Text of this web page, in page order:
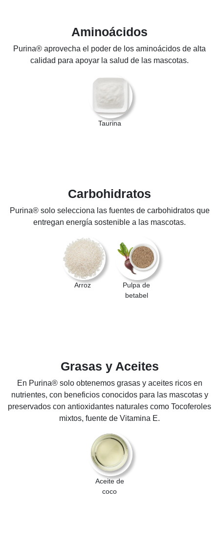
Aminoácidos
Purina® aprovecha el poder de los aminoácidos de alta
calidad para apoyar la salud de las mascotas.
Taurina
Carbohidratos
Purina® solo selecciona las fuentes de carbohidratos que
entregan energía sostenible a las mascotas.
Arroz
Pulpa de
betabel
Grasas y Aceites
En Purina® solo obtenemos grasas y aceites ricos en
nutrientes, con beneficios conocidos para las mascotas y
preservados con antioxidantes naturales como Tocoferoles
mixtos, fuente de Vitamina E.
Aceite de
coco